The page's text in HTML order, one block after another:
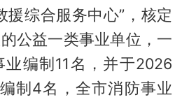
援综合服务中心”，核定
公益一类事业单位，一
编制11名，并于2026
制4名，全市消防事业